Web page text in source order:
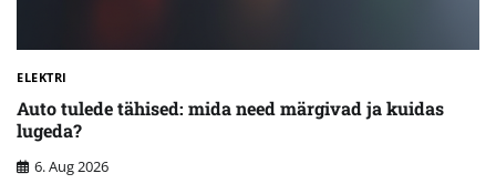
ELEKTRI
Auto tulede tähised: mida need märgivad ja kuidas
lugeda?
6. Aug 2026